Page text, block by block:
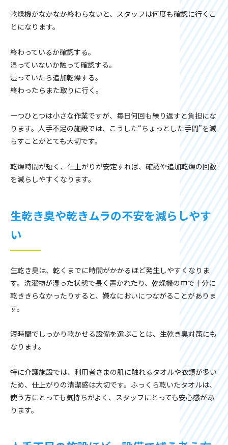
乾燥機がなかなか終わらないと、スタッフは何度も確認に行くこ
とになります。
終わっているか確認する。
湿っていないか触って確認する。
湿っていたら追加乾燥する。
終わったらまた取りに行く。
一つひとつは小さな作業ですが、毎日何回も繰り返すと負担にな
ります。人手不足の施設では、こうした“ちょっとした手間”を減
らすことがとても大切です。
乾燥時間が短く、仕上がりが安定すれば、確認や追加乾燥の回数
を減らしやすくなります。
生乾き臭や乾きムラの不安を減らしやす
い
生乾き臭は、乾くまでに時間がかかるほど発生しやすくなりま
す。洗濯物が湿った状態で長く置かれたり、乾燥機の中で十分に
乾ききらなかったりすると、嫌なにおいにつながることがありま
す。
短時間でしっかり乾かせる設備を選ぶことは、生乾き臭対策にも
なります。
特に介護施設では、利用者さまの肌に触れるタオルや衣類が多い
ため、仕上がりの清潔感は大切です。ふっくら乾いたタオルは、
使う方にとっても気持ちがよく、スタッフにとっても安心感があ
ります。